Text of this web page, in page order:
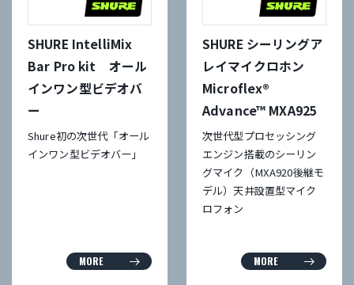
SHURE IntelliMix
Bar Pro kit オール
インワン型ビデオバ
ー
Shure初の次世代「オール
インワン型ビデオバー」
MORE
SHURE シーリングア
レイマイクロホン
Microflex®
Advance™ MXA925
次世代型プロセッシング
エンジン搭載のシーリン
グマイク（MXA920後継モ
デル）天井設置型マイク
ロフォン
MORE